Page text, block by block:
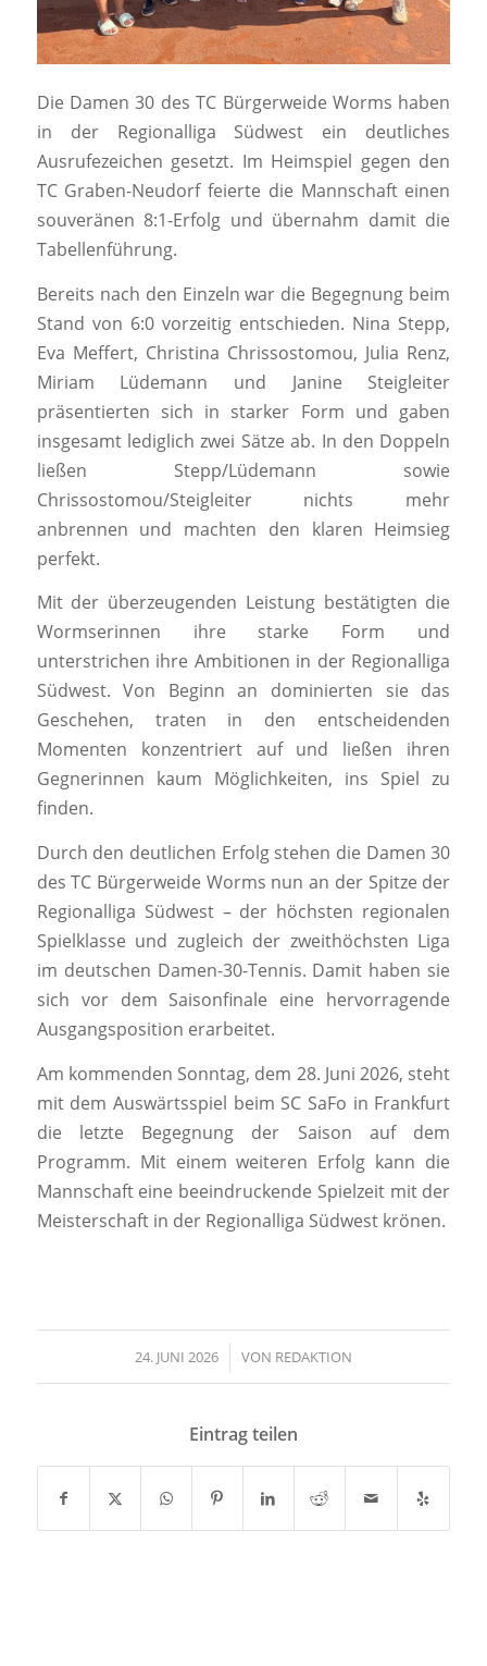
Die Damen 30 des TC Bürgerweide Worms haben
in der Regionalliga Südwest ein deutliches
Ausrufezeichen gesetzt. Im Heimspiel gegen den
TC Graben-Neudorf feierte die Mannschaft einen
souveränen 8:1-Erfolg und übernahm damit die
Tabellenführung.
Bereits nach den Einzeln war die Begegnung beim
Stand von 6:0 vorzeitig entschieden. Nina Stepp,
Eva Meffert, Christina Chrissostomou, Julia Renz,
Miriam Lüdemann und Janine Steigleiter
präsentierten sich in starker Form und gaben
insgesamt lediglich zwei Sätze ab. In den Doppeln
ließen Stepp/Lüdemann sowie
Chrissostomou/Steigleiter nichts mehr
anbrennen und machten den klaren Heimsieg
perfekt.
Mit der überzeugenden Leistung bestätigten die
Wormserinnen ihre starke Form und
unterstrichen ihre Ambitionen in der Regionalliga
Südwest. Von Beginn an dominierten sie das
Geschehen, traten in den entscheidenden
Momenten konzentriert auf und ließen ihren
Gegnerinnen kaum Möglichkeiten, ins Spiel zu
finden.
Durch den deutlichen Erfolg stehen die Damen 30
des TC Bürgerweide Worms nun an der Spitze der
Regionalliga Südwest – der höchsten regionalen
Spielklasse und zugleich der zweithöchsten Liga
im deutschen Damen-30-Tennis. Damit haben sie
sich vor dem Saisonfinale eine hervorragende
Ausgangsposition erarbeitet.
Am kommenden Sonntag, dem 28. Juni 2026, steht
mit dem Auswärtsspiel beim SC SaFo in Frankfurt
die letzte Begegnung der Saison auf dem
Programm. Mit einem weiteren Erfolg kann die
Mannschaft eine beeindruckende Spielzeit mit der
Meisterschaft in der Regionalliga Südwest krönen.
24. JUNI 2026
/ VON REDAKTION
Eintrag teilen